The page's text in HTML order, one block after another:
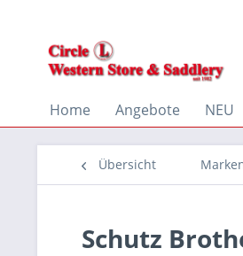
Home Angebote NEU
Übersicht
Schutz